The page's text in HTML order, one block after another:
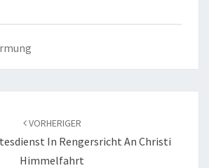
VORHERIGER
In Rengersricht An Christi
Himmelfahrt